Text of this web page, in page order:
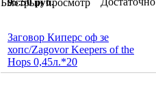
Быстрый просмотр
Заговор Киперс оф зе
хопс/Zagovor Keepers of the
Hops 0,45л.*20